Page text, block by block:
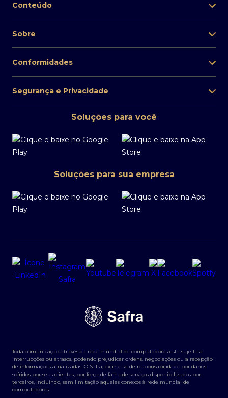
Conteúdo
Sobre
Conformidades
Segurança e Privacidade
Soluções para você
Soluções para sua empresa
Toda comunicação através da rede mundial de computadores está sujeita a
interrupções ou atrasos, podendo prejudicar ordens, negociações ou a recepção
de informações atualizadas. O Safra, exime-se de responsabilidade por danos
sofridos por seus clientes, por força de falha de serviços disponibilizados por
terceiros, incluindo, sem limitação aqueles conexos à rede mundial de
computadores.